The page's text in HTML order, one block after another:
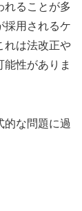
れることが多
採用されるケ
れは法改正や
性がありま
的な問題に過